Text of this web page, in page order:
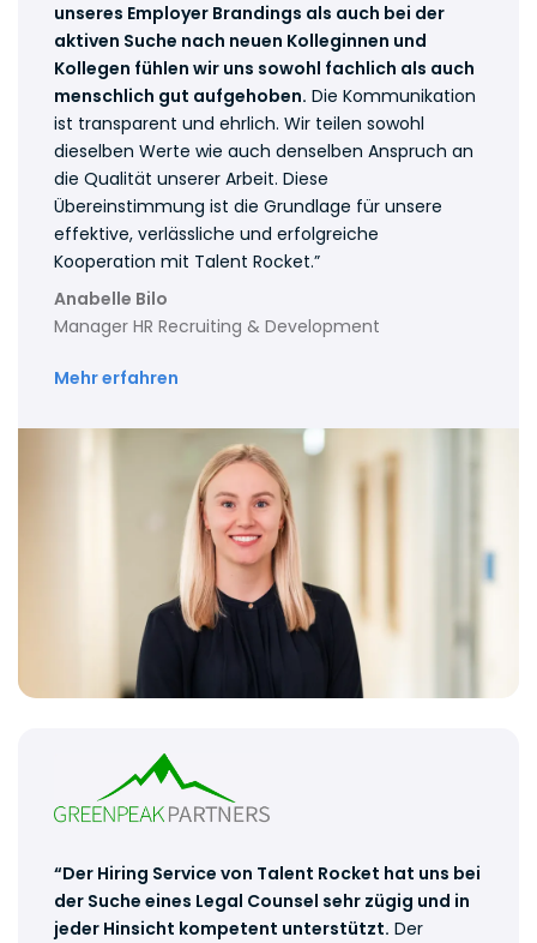
unseres Employer Brandings als auch bei der
aktiven Suche nach neuen Kolleginnen und
Kollegen fühlen wir uns sowohl fachlich als auch
menschlich gut aufgehoben. Die Kommunikation
ist transparent und ehrlich. Wir teilen sowohl
dieselben Werte wie auch denselben Anspruch an
die Qualität unserer Arbeit. Diese
Übereinstimmung ist die Grundlage für unsere
effektive, verlässliche und erfolgreiche
Kooperation mit Talent Rocket.”
Anabelle Bilo
Manager HR Recruiting & Development
Mehr erfahren
“Der Hiring Service von Talent Rocket hat uns bei
der Suche eines Legal Counsel sehr zügig und in
jeder Hinsicht kompetent unterstützt. Der